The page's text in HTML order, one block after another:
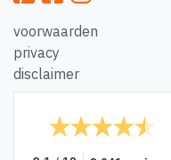
voorwaarden
privacy
disclaimer